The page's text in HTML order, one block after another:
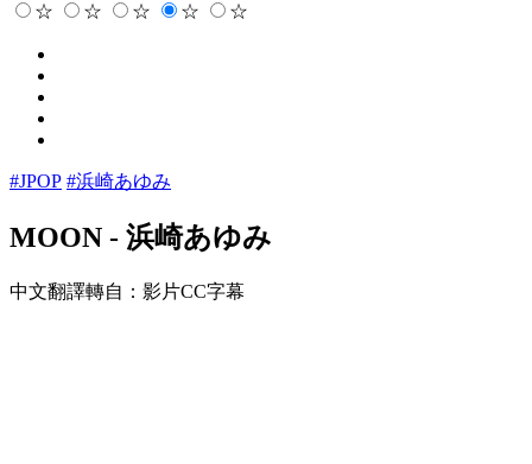
☆
☆ ☆ ☆ ☆
#JPOP #浜崎あゆみ
MOON - 浜崎あゆみ
中文翻譯轉自：影片CC字幕